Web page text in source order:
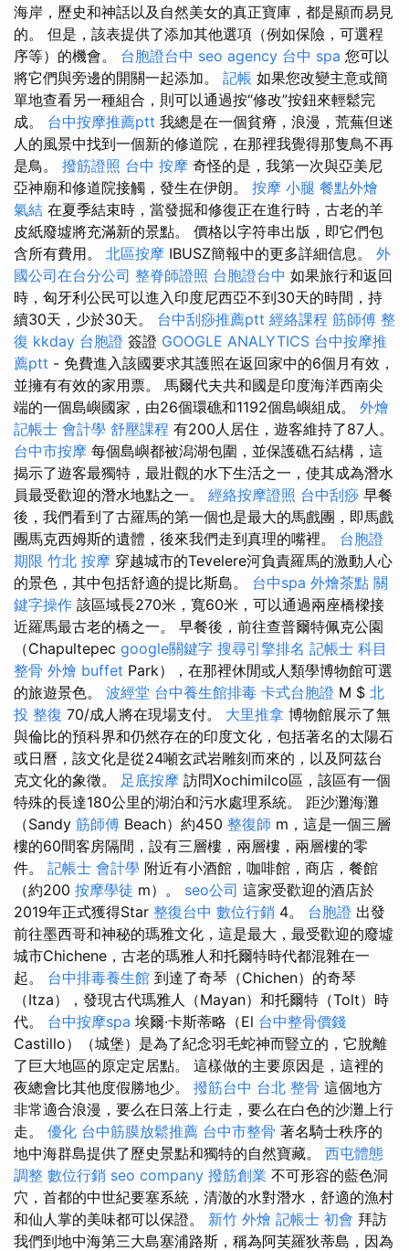
海岸，歷史和神話以及自然美女的真正寶庫，都是顯而易見
的。 但是，該表提供了添加其他選項（例如保險，可選程
序等）的機會。 台胞證台中 seo agency 台中 spa 您可以
將它們與旁邊的開關一起添加。 記帳 如果您改變主意或簡
單地查看另一種組合，則可以通過按“修改”按鈕來輕鬆完
成。 台中按摩推薦ptt 我總是在一個貧瘠，浪漫，荒蕪但迷
人的風景中找到一個新的修道院，在那裡我覺得那隻鳥不再
是鳥。 撥筋證照 台中 按摩 奇怪的是，我第一次與亞美尼
亞神廟和修道院接觸，發生在伊朗。 按摩 小腿 餐點外燴
氣結 在夏季結束時，當發掘和修復正在進行時，古老的羊
皮紙廢墟將充滿新的景點。 價格以字符串出版，即它們包
含所有費用。 北區按摩 IBUSZ簡報中的更多詳細信息。 外
國公司在台分公司 整脊師證照 台胞證台中 如果旅行和返回
時，匈牙利公民可以進入印度尼西亞不到30天的時間，持
續30天，少於30天。 台中刮痧推薦ptt 經絡課程 筋師傅 整
復 kkday 台胞證 簽證 GOOGLE ANALYTICS 台中按摩推
薦ptt - 免費進入該國要求其護照在返回家中的6個月有效，
並擁有有效的家用票。 馬爾代夫共和國是印度海洋西南尖
端的一個島嶼國家，由26個環礁和1192個島嶼組成。 外燴
記帳士 會計學 舒壓課程 有200人居住，遊客維持了87人。
台中市按摩 每個島嶼都被潟湖包圍，並保護礁石結構，這
揭示了遊客最獨特，最壯觀的水下生活之一，使其成為潛水
員最受歡迎的潛水地點之一。 經絡按摩證照 台中刮痧 早餐
後，我們看到了古羅馬的第一個也是最大的馬戲團，即馬戲
團馬克西姆斯的遺體，後來我們走到真理的嘴裡。 台胞證
期限 竹北 按摩 穿越城市的Tevelere河負責羅馬的激動人心
的景色，其中包括舒適的提比斯島。 台中spa 外燴茶點 關
鍵字操作 該區域長270米，寬60米，可以通過兩座橋樑接
近羅馬最古老的橋之一。 早餐後，前往查普爾特佩克公園
（Chapultepec google關鍵字 搜尋引擎排名 記帳士 科目
整骨 外燴 buffet Park），在那裡休閒或人類學博物館可選
的旅遊景色。 波經堂 台中養生館排毒 卡式台胞證 M $ 北
投 整復 70/成人將在現場支付。 大里推拿 博物館展示了無
與倫比的預科界和仍然存在的印度文化，包括著名的太陽石
或日曆，該文化是從24噸玄武岩雕刻而來的，以及阿茲台
克文化的象徵。 足底按摩 訪問Xochimilco區，該區有一個
特殊的長達180公里的湖泊和污水處理系統。 距沙灘海灘
（Sandy 筋師傅 Beach）約450 整復師 m，這是一個三層
樓的60間客房隔間，設有三層樓，兩層樓，兩層樓的零
件。 記帳士 會計學 附近有小酒館，咖啡館，商店，餐館
（約200 按摩學徒 m）。 seo公司 這家受歡迎的酒店於
2019年正式獲得Star 整復台中 數位行銷 4。 台胞證 出發
前往墨西哥和神秘的瑪雅文化，這是最大，最受歡迎的廢墟
城市Chichene，古老的瑪雅人和托爾特時代都混雜在一
起。 台中排毒養生館 到達了奇琴（Chichen）的奇琴
（Itza），發現古代瑪雅人（Mayan）和托爾特（Tolt）時
代。 台中按摩spa 埃爾·卡斯蒂略（El 台中整骨價錢
Castillo）（城堡）是為了紀念羽毛蛇神而豎立的，它脫離
了巨大地區的原定定居點。 這樣做的主要原因是，這裡的
夜總會比其他度假勝地少。 撥筋台中 台北 整骨 這個地方
非常適合浪漫，要么在日落上行走，要么在白色的沙灘上行
走。 優化 台中筋膜放鬆推薦 台中市整骨 著名騎士秩序的
地中海群島提供了歷史景點和獨特的自然寶藏。 西屯體態
調整 數位行銷 seo company 撥筋創業 不可形容的藍色洞
穴，首都的中世紀要塞系統，清澈的水對潛水，舒適的漁村
和仙人掌的美味都可以保證。 新竹 外燴 記帳士 初會 拜訪
我們到地中海第三大島塞浦路斯，稱為阿芙羅狄蒂島，因為